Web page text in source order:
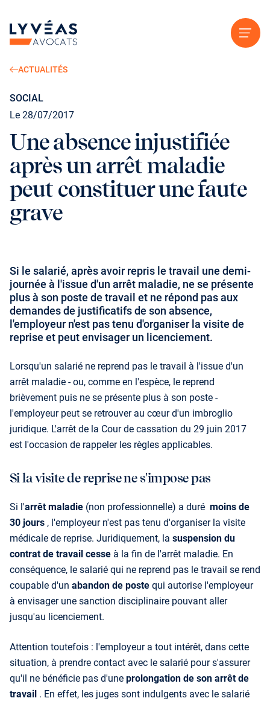
ACTUALITÉS
SOCIAL
Le 28/07/2017
Une absence injustifiée
après un arrêt maladie
peut constituer une faute
grave
Si le salarié, après avoir repris le travail une demi-
journée à l'issue d'un arrêt maladie, ne se présente
plus à son poste de travail et ne répond pas aux
demandes de justificatifs de son absence,
l'employeur n'est pas tenu d'organiser la visite de
reprise et peut envisager un licenciement.
Lorsqu'un salarié ne reprend pas le travail à l'issue d'un
arrêt maladie - ou, comme en l'espèce, le reprend
brièvement puis ne se présente plus à son poste -
l'employeur peut se retrouver au cœur d'un imbroglio
juridique. L'arrêt de la Cour de cassation du 29 juin 2017
est l'occasion de rappeler les règles applicables.
Si la visite de reprise ne s'impose pas
Si l'arrêt maladie (non professionnelle) a duré moins de
30 jours , l'employeur n'est pas tenu d'organiser la visite
médicale de reprise. Juridiquement, la suspension du
contrat de travail cesse à la fin de l'arrêt maladie. En
conséquence, le salarié qui ne reprend pas le travail se rend
coupable d'un abandon de poste qui autorise l'employeur
à envisager une sanction disciplinaire pouvant aller
jusqu'au licenciement.
Attention toutefois : l'employeur a tout intérêt, dans cette
situation, à prendre contact avec le salarié pour s'assurer
qu'il ne bénéficie pas d'une prolongation de son arrêt de
travail . En effet, les juges sont indulgents avec le salarié